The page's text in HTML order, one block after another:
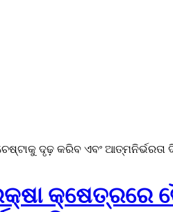
ଦୃଢ଼ କରିବ ଏବଂ ଆତ୍ମନିର୍ଭରତା
କ୍ଷେତ୍ରରେ